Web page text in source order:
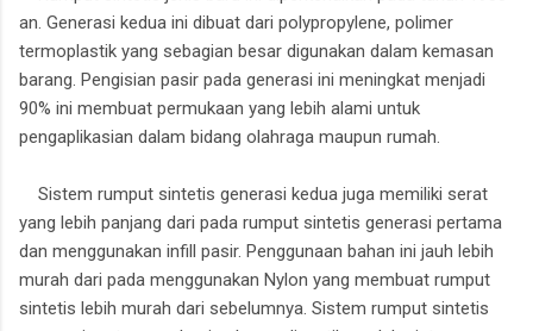
an. Generasi kedua ini dibuat dari polypropylene, polimer
termoplastik yang sebagian besar digunakan dalam kemasan
barang. Pengisian pasir pada generasi ini meningkat menjadi
90% ini membuat permukaan yang lebih alami untuk
pengaplikasian dalam bidang olahraga maupun rumah.
Sistem rumput sintetis generasi kedua juga memiliki serat
yang lebih panjang dari pada rumput sintetis generasi pertama
dan menggunakan infill pasir. Penggunaan bahan ini jauh lebih
murah dari pada menggunakan Nylon yang membuat rumput
sintetis lebih murah dari sebelumnya. Sistem rumput sintetis